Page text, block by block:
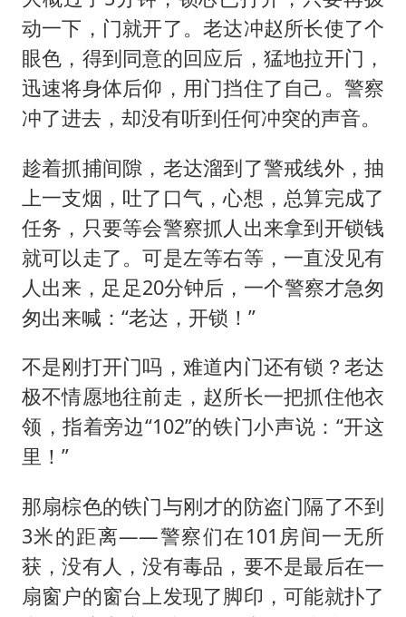
动一下，门就开了。老达冲赵所长使了个
眼色，得到同意的回应后，猛地拉开门，
迅速将身体后仰，用门挡住了自己。警察
冲了进去，却没有听到任何冲突的声音。
趁着抓捕间隙，老达溜到了警戒线外，抽
上一支烟，吐了口气，心想，总算完成了
任务，只要等会警察抓人出来拿到开锁钱
就可以走了。可是左等右等，一直没见有
人出来，足足20分钟后，一个警察才急匆
匆出来喊：“老达，开锁！”
不是刚打开门吗，难道内门还有锁？老达
极不情愿地往前走，赵所长一把抓住他衣
领，指着旁边“102”的铁门小声说：“开这
里！”
那扇棕色的铁门与刚才的防盗门隔了不到
3米的距离——警察们在101房间一无所
获，没有人，没有毒品，要不是最后在一
扇窗户的窗台上发现了脚印，可能就扑了